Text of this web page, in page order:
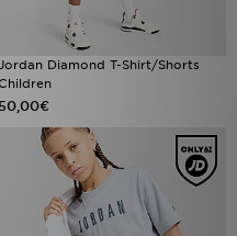
Diamond T-Shirt/Shorts
50,00€